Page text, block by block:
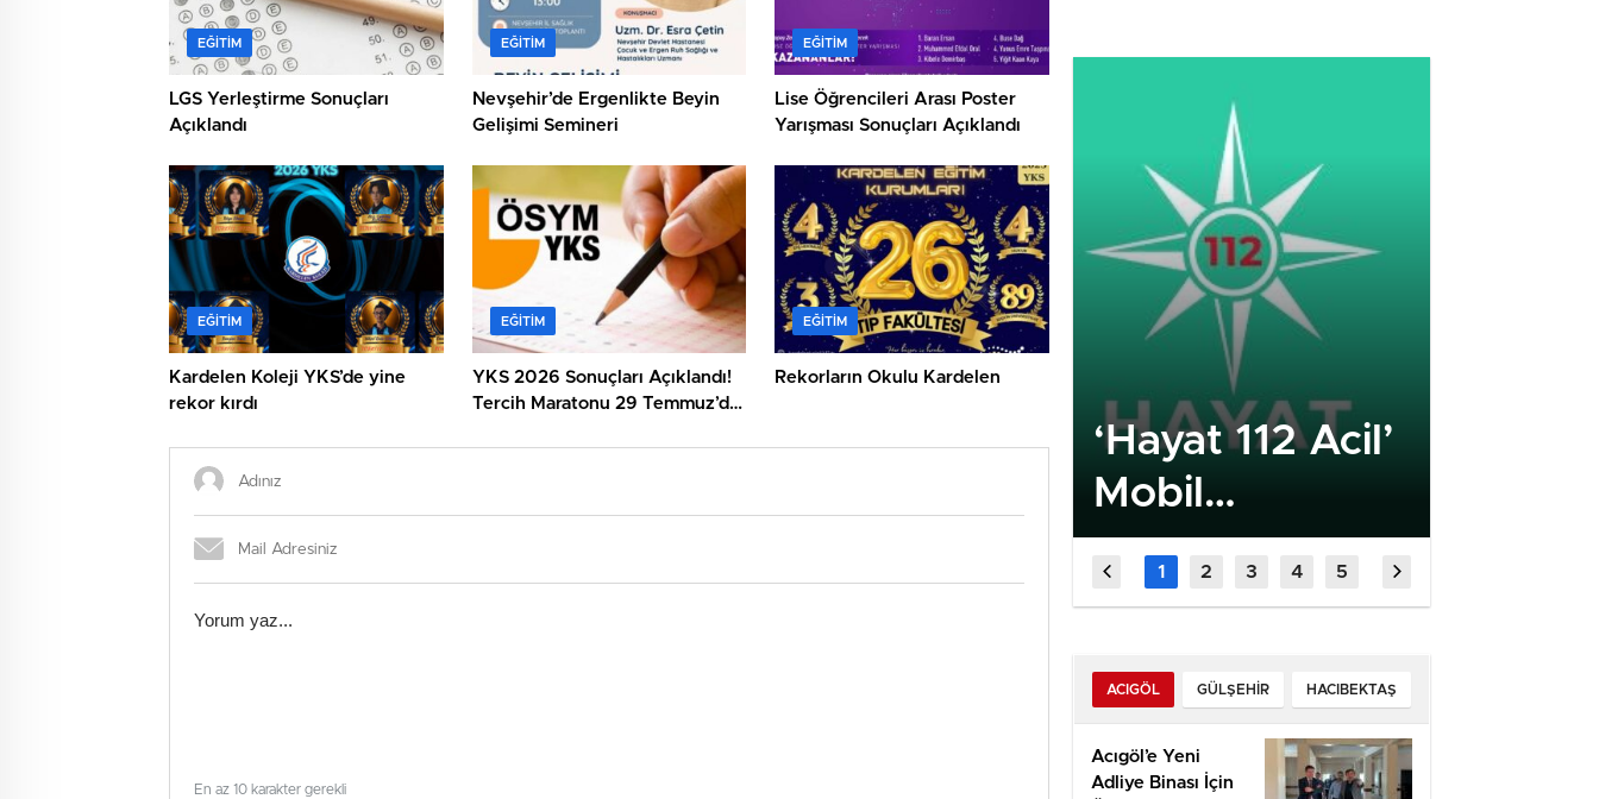
EĞITIM
LGS Yerleştirme Sonuçları
Açıklandı
EĞITIM
Nevşehir’de Ergenlikte Beyin
Gelişimi Semineri
EĞITIM
Lise Öğrencileri Arası Poster
Yarışması Sonuçları Açıklandı
EĞITIM
Kardelen Koleji YKS’de yine
rekor kırdı
EĞITIM
YKS 2026 Sonuçları Açıklandı!
Tercih Maratonu 29 Temmuz’da
EĞITIM
Rekorların Okulu Kardelen
En az 10 karakter gerekli
‘Hayat 112 Acil’
Mobil
Uygulaması
Kamu Spotu
ACIGÖL GÜLŞEHIR HACIBEKTAŞ
Acıgöl’e Yeni
Adliye Binası İçin